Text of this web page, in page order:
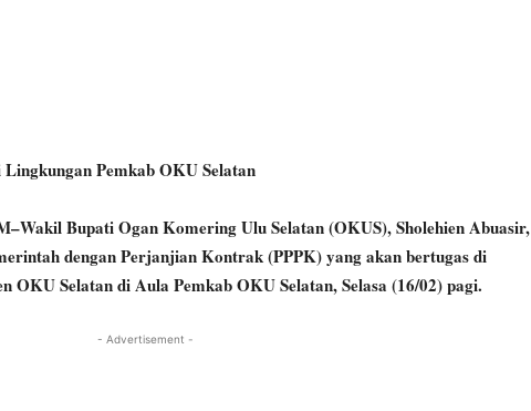
Pemkab OKU Selatan
Bupati Ogan Komering Ulu Selatan (OKUS), Sholehien Abuasir,
dengan Perjanjian Kontrak (PPPK) yang akan bertugas di
OKU Selatan di Aula Pemkab OKU Selatan, Selasa (16/02) pagi.
- Advertisement -